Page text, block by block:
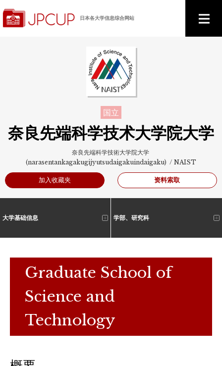
日本各大学信息综合网站
国立
奈良先端科学技术大学院大学
奈良先端科学技術大学院大学
(narasentankagakugijyutsudaigakuindaigaku) / NAIST
加入收藏夹 资料索取
大学基础信息 学部、研究科
Graduate School of
Science and
Technology